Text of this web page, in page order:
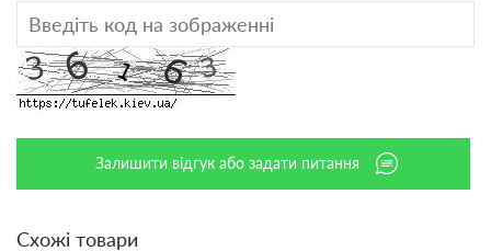
Залишити відгук або задати питання
Схожі товари